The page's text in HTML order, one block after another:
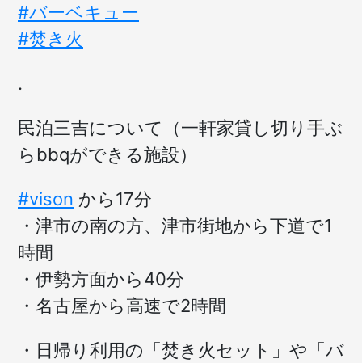
#バーベキュー
#焚き火
.
民泊三吉について（一軒家貸し切り手ぶ
らbbqができる施設）
#vison から17分
・津市の南の方、津市街地から下道で1
時間
・伊勢方面から40分
・名古屋から高速で2時間
・日帰り利用の「焚き火セット」や「バ